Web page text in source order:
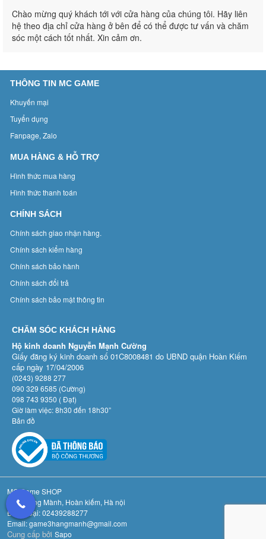
Chào mừng quý khách tới với cửa hàng của chúng tôi. Hãy liên
hệ theo địa chỉ cửa hàng ở bên để có thể được tư vấn và chăm
sóc một cách tốt nhất. Xin cảm ơn.
THÔNG TIN MC GAME
Khuyến mại
Tuyển dụng
Fanpage, Zalo
MUA HÀNG & HỖ TRỢ
Hình thức mua hàng
Hình thức thanh toán
CHÍNH SÁCH
Chính sách giao nhận hàng.
Chính sách kiểm hàng
Chính sách bảo hành
Chính sách đổi trả
Chính sách bảo mật thông tin
CHĂM SÓC KHÁCH HÀNG
Hộ kinh doanh Nguyễn Mạnh Cường
Giấy đăng ký kinh doanh số 01C8008481 do UBND quận Hoàn Kiếm
cấp ngày 17/04/2006
(0243) 9288 277
090 329 6585 (Cường)
098 743 9350 ( Đạt)
Giờ làm việc: 8h30 đến 18h30”
Bản đồ
MC Game SHOP
Số 3 Hàng Mành, Hoàn kiếm, Hà nội
Điệnthoại: 02439288277
Email: game3hangmanh@gmail.com
Cung cấp bởi Sapo